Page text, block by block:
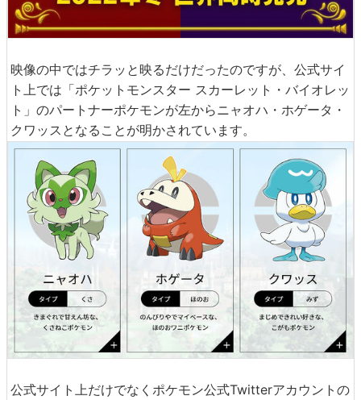
映像の中ではチラッと映るだけだったのですが、公式サイ
ト上では「ポケットモンスター スカーレット・バイオレッ
ト」のパートナーポケモンが左からニャオハ・ホゲータ・
クワッスとなることが明かされています。
公式サイト上だけでなくポケモン公式Twitterアカウントの